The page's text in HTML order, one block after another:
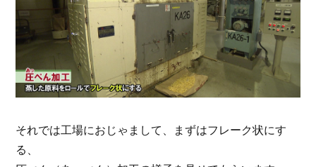
それでは工場におじゃまして、まずはフレーク状にす
る、